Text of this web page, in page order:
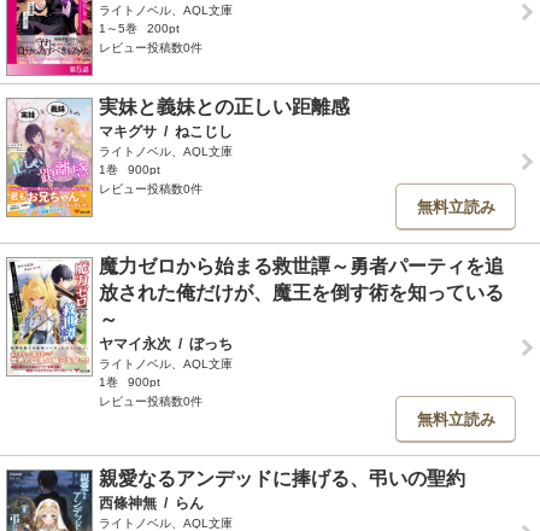
ライトノベル、AQL文庫
1～5巻
200pt
レビュー投稿数0件
実妹と義妹との正しい距離感
マキグサ / ねこじし
ライトノベル、AQL文庫
1巻
900pt
レビュー投稿数0件
無料立読み
魔力ゼロから始まる救世譚～勇者パーティを追
放された俺だけが、魔王を倒す術を知っている
～
ヤマイ永次 / ぼっち
ライトノベル、AQL文庫
1巻
900pt
レビュー投稿数0件
無料立読み
親愛なるアンデッドに捧げる、弔いの聖約
西條神無 / らん
ライトノベル、AQL文庫